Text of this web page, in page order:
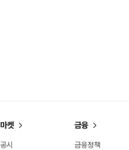
마켓
공시
금융
금융정책